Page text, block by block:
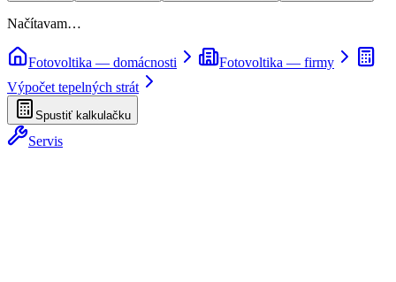
Načítavam…
Fotovoltika — domácnosti
Fotovoltika — firmy
Výpočet tepelných strát
Spustiť kalkulačku
Servis